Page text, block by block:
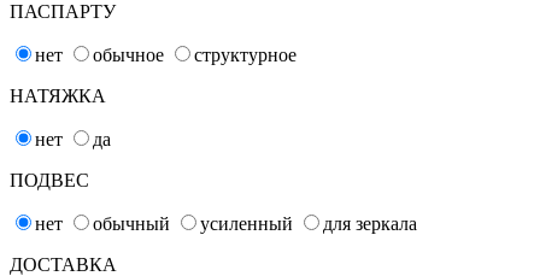
ПАСПАРТУ
нет обычное
структурное
НАТЯЖКА
нет
да
ПОДВЕС
нет обычный усиленный
для зеркала
ДОСТАВКА